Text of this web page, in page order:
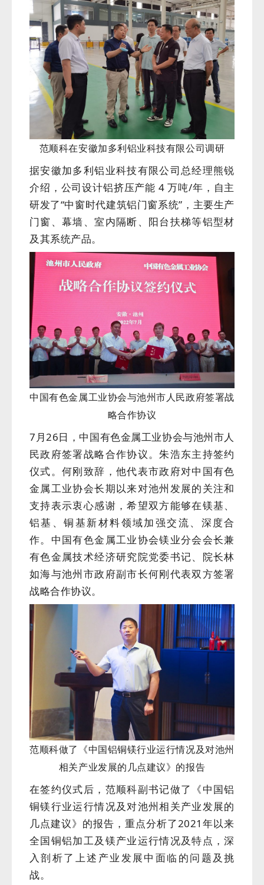
范顺科在安徽加多利铝业科技有限公司调研
据安徽加多利铝业科技有限公司总经理熊锐
介绍，公司设计铝挤压产能 4 万吨/年，自主
研发了“中窗时代建筑铝门窗系统”，主要生产
门窗、幕墙、室内隔断、阳台扶梯等铝型材
及其系统产品。
中国有色金属工业协会与池州市人民政府签署战
略合作协议
7月26日，中国有色金属工业协会与池州市人
民政府签署战略合作协议。朱浩东主持签约
仪式。何刚致辞，他代表市政府对中国有色
金属工业协会长期以来对池州发展的关注和
支持表示衷心感谢，希望双方能够在镁基、
铝基、铜基新材料领域加强交流、深度合
作。中国有色金属工业协会镁业分会会长兼
有色金属技术经济研究院党委书记、院长林
如海与池州市政府副市长何刚代表双方签署
战略合作协议。
范顺科做了《中国铝铜镁行业运行情况及对池州
相关产业发展的几点建议》的报告
在签约仪式后，范顺科副书记做了《中国铝
铜镁行业运行情况及对池州相关产业发展的
几点建议》的报告，重点分析了2021年以来
全国铜铝加工及镁产业运行情况及特点，深
入剖析了上述产业发展中面临的问题及挑
战。